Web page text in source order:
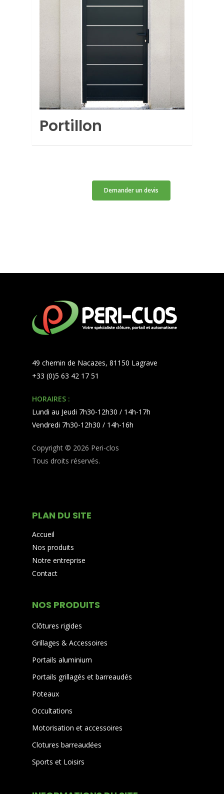
Portillon
Demander un devis
49 chemin de Nacazes, 81150 Lagrave
+33 (0)5 63 42 17 51
HORAIRES :
Lundi au Jeudi 7h30-12h30 / 14h-17h
Vendredi 7h30-12h30 / 14h-16h
Copyright © 2026 Peri-clos
Tous droits réservés.
PLAN DU SITE
Accueil
Nos produits
Notre entreprise
Contact
NOS PRODUITS
Clôtures rigides
Grillages & Accessoires
Portails aluminium
Portails grillagés et barreaudés
Poteaux
Occultations
Motorisation et accessoires
Clotures barreaudées
Sports et Loisirs